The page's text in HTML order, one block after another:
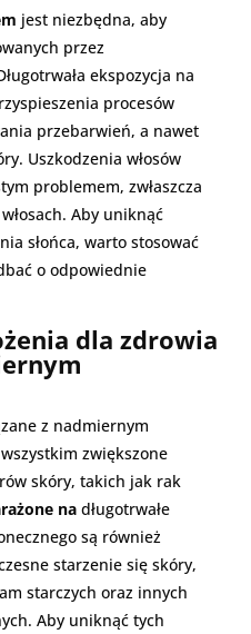
jest niezbędna, aby
przez
ekspozycja na
procesów
przebarwień, a nawet
Uszkodzenia włosów
problemem, zwłaszcza
Aby uniknąć
słońca, warto stosować
o odpowiednie
dla zdrowia
z nadmiernym
zwiększone
skóry, takich jak rak
na długotrwałe
są również
starzenie się skóry,
starczych oraz innych
Aby uniknąć tych